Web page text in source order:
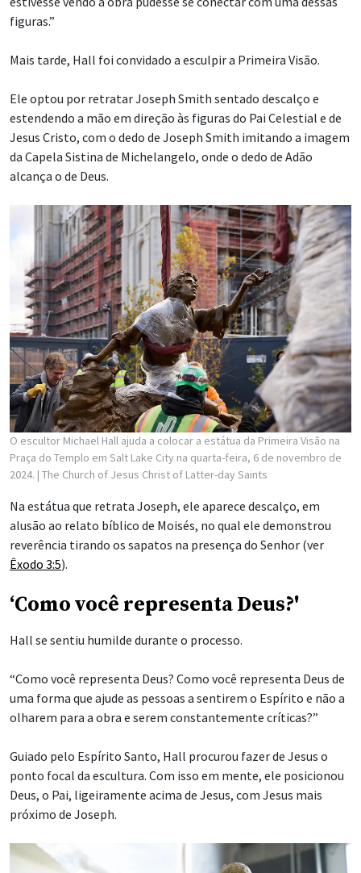
figuras.”
Mais tarde, Hall foi convidado a esculpir a Primeira Visão.
Ele optou por retratar Joseph Smith sentado descalço e
estendendo a mão em direção às figuras do Pai Celestial e de
Jesus Cristo, com o dedo de Joseph Smith imitando a imagem
da Capela Sistina de Michelangelo, onde o dedo de Adão
alcança o de Deus.
O escultor Michael Hall ajuda a colocar a estátua da Primeira Visão na
Praça do Templo em Salt Lake City na quarta-feira, 6 de novembro de
2024. | The Church of Jesus Christ of Latter-day Saints
Na estátua que retrata Joseph, ele aparece descalço, em
alusão ao relato bíblico de Moisés, no qual ele demonstrou
reverência tirando os sapatos na presença do Senhor (ver
Êxodo 3:5).
‘Como você representa Deus?'
Hall se sentiu humilde durante o processo.
“Como você representa Deus? Como você representa Deus de
uma forma que ajude as pessoas a sentirem o Espírito e não a
olharem para a obra e serem constantemente críticas?”
Guiado pelo Espírito Santo, Hall procurou fazer de Jesus o
ponto focal da escultura. Com isso em mente, ele posicionou
Deus, o Pai, ligeiramente acima de Jesus, com Jesus mais
próximo de Joseph.